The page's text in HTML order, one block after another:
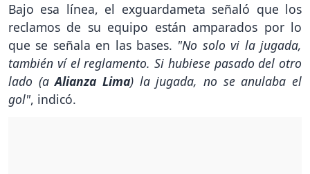
Bajo esa línea, el exguardameta señaló que los
reclamos de su equipo están amparados por lo
que se señala en las bases. "No solo vi la jugada,
también ví el reglamento. Si hubiese pasado del otro
lado (aAlianza Lima) la jugada, no se anulaba el
gol", indicó.